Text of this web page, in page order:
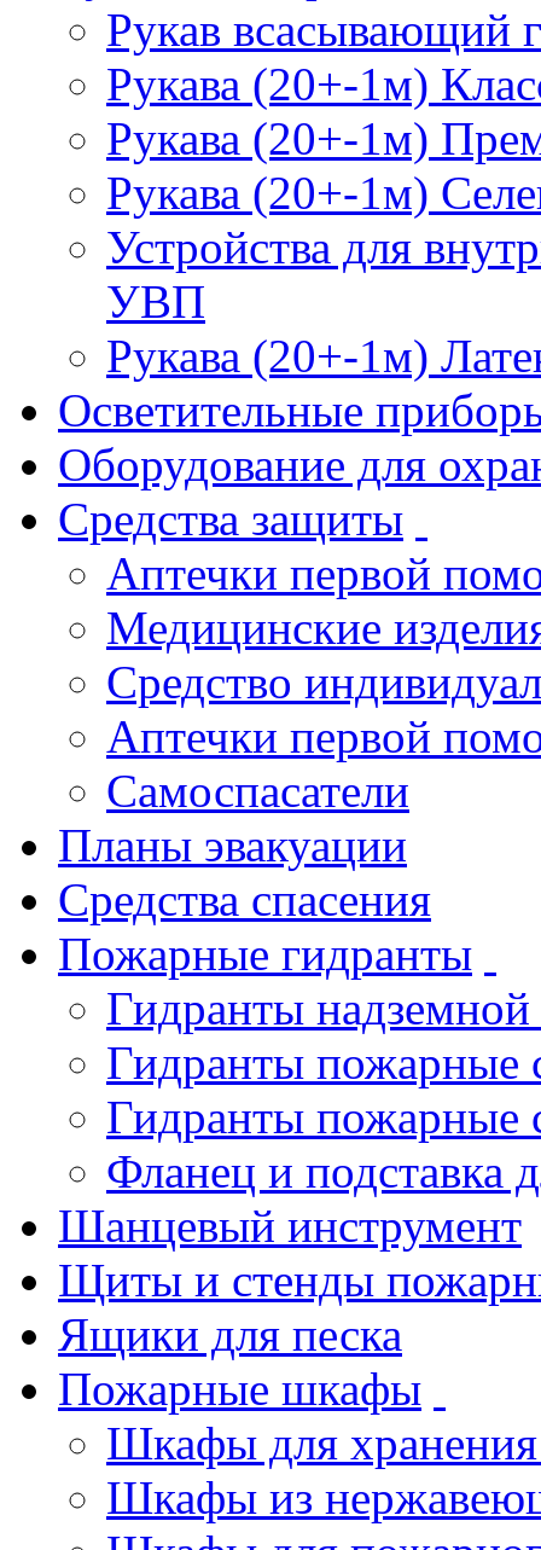
Рукав всасывающий
Рукава (20+-1м)
Рукава (20+-1м)
Рукава (20+-1м)
Устройства для
УВП
Рукава (20+-1м)
Осветительные
Оборудование для
Средства защиты
Аптечки первой
Медицинские
Средство
Аптечки первой
Самоспасатели
Планы эвакуации
Средства спасения
Пожарные гидранты
Гидранты
Гидранты пожарные
Гидранты пожарные
Фланец и подставка
Шанцевый инструмент
Щиты и стенды
Ящики для песка
Пожарные шкафы
Шкафы для хранения
Шкафы из